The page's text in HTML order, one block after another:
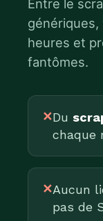
Entre le
heures et
fantômes.
✕Du
chaque
✕Aucun
pas de